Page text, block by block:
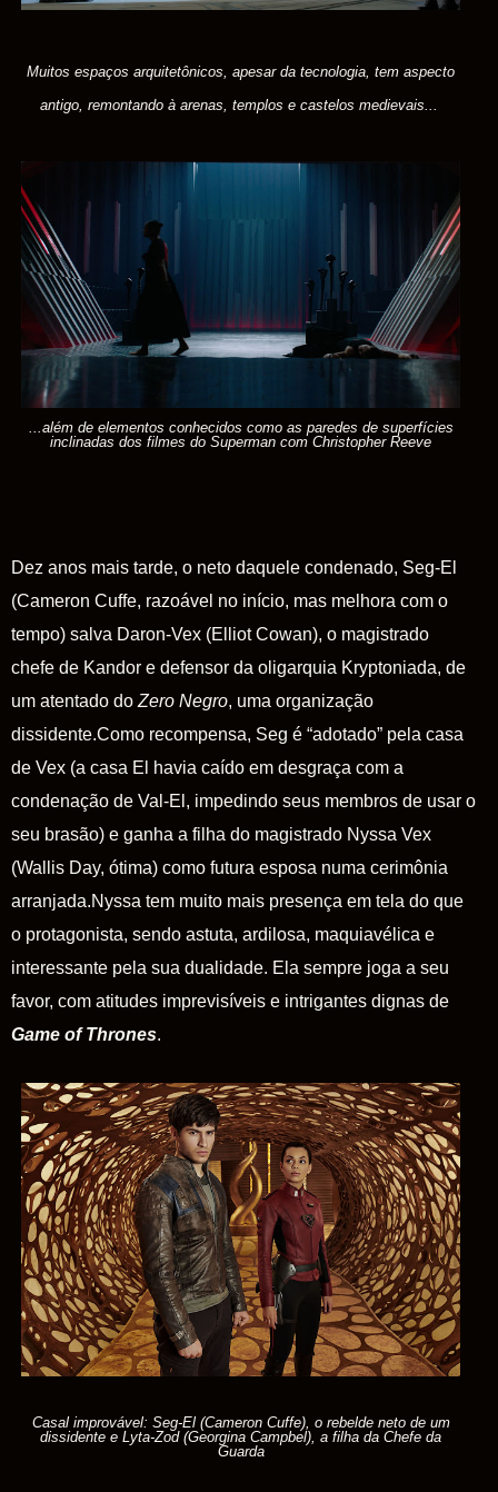
Muitos espaços arquitetônicos, apesar da tecnologia, tem aspecto
antigo, remontando à arenas, templos e castelos medievais...
...além de elementos conhecidos como as paredes de superfícies
inclinadas dos filmes do Superman com Christopher Reeve
Dez anos mais tarde, o neto daquele condenado, Seg-El
(Cameron Cuffe, razoável no início, mas melhora com o
tempo) salva Daron-Vex (Elliot Cowan), o magistrado
chefe de Kandor e defensor da oligarquia Kryptoniada, de
um atentado do Zero Negro, uma organização
dissidente.Como recompensa, Seg é “adotado” pela casa
de Vex (a casa El havia caído em desgraça com a
condenação de Val-El , impedindo seus membros de usar o
seu brasão) e ganha a filha do magistrado Nyssa Vex
(Wallis Day, ótima) como futura esposa numa cerimônia
arranjada.Nyssa tem muito mais presença em tela do que
o protagonista, sendo astuta, ardilosa, maquiavélica e
interessante pela sua dualidade. Ela sempre joga a seu
favor, com atitudes imprevisíveis e intrigantes dignas de
Game ofThrones.
Casal improvável: Seg-El (Cameron Cuffe), o rebelde neto de um
dissidente e Lyta-Zod (Georgina Campbel), a filha da Chefe da
Guarda